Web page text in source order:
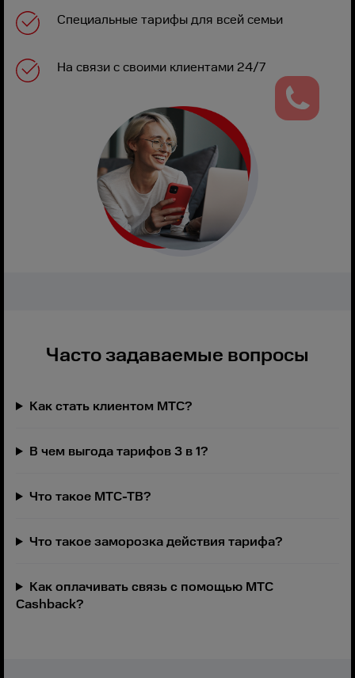
Специальные тарифы для всей семьи
На связи с своими клиентами 24/7
Часто задаваемые вопросы
Как стать клиентом МТС?
В чем выгода тарифов 3 в 1?
Что такое МТС-ТВ?
Что такое заморозка действия тарифа?
Как оплачивать связь с помощью МТС
Cashback?